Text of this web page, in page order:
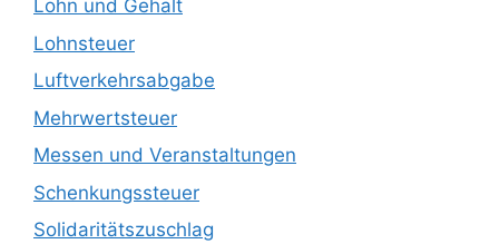
Lohn und Gehalt
Lohnsteuer
Luftverkehrsabgabe
Mehrwertsteuer
Messen und Veranstaltungen
Schenkungssteuer
Solidaritätszuschlag